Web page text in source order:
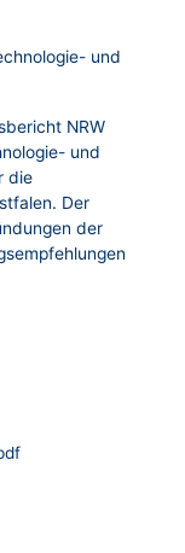
und
NRW
und
die
Der
der